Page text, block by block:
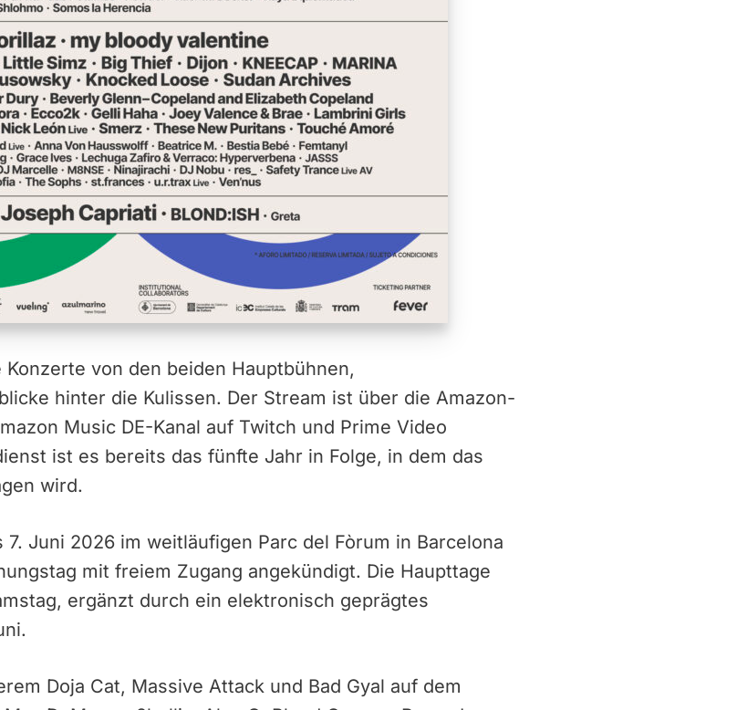
von den beiden Hauptbühnen,
hinter die Kulissen. Der Stream ist über die Amazon-
Music DE-Kanal auf Twitch und Prime Video
ist es bereits das fünfte Jahr in Folge, in dem das
wird.
Juni 2026 im weitläufigen Parc del Fòrum in Barcelona
mit freiem Zugang angekündigt. Die Haupttage
ergänzt durch ein elektronisch geprägtes
Doja Cat, Massive Attack und Bad Gyal auf dem